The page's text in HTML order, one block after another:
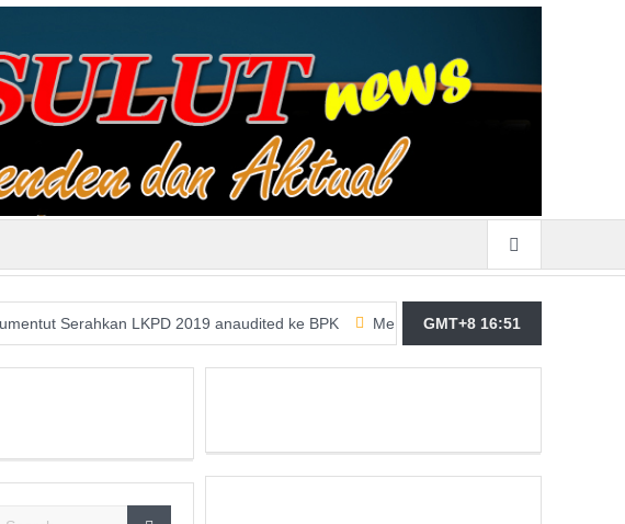
LKPD 2019 anaudited ke BPK Merasa Terpangil, GMBI Wilter Sulut Siap
GMT+8 16:51